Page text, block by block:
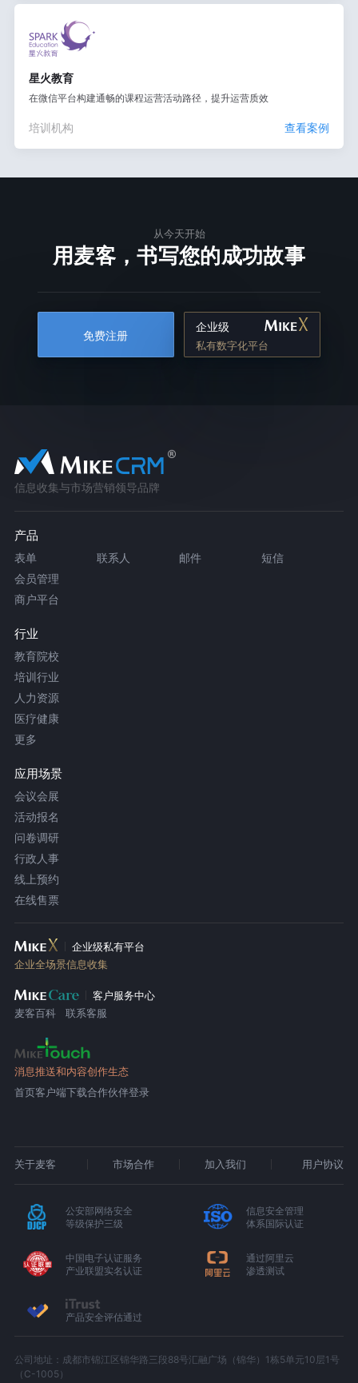
星火教育
在微信平台构建通畅的课程运营活动路径，提升运营质效
培训机构 查看案例
从今天开始
用麦客，书写您的成功故事
免费注册
企业级
私有数字化平台
信息收集与市场营销领导品牌
产品
表单 联系人 邮件
短信
会员管理
商户平台
行业
教育院校
培训行业
人力资源
医疗健康
更多
应用场景
会议会展
活动报名
问卷调研
行政人事
线上预约
在线售票
企业级私有平台
企业全场景信息收集
客户服务中心
麦客百科
联系客服
消息推送和内容创作生态
首页客户端下载合作伙伴登录
关于麦客 市场合作 加入我们 用户协议
公安部网络安全
等级保护三级
信息安全管理
体系国际认证
中国电子认证服务
产业联盟实名认证
通过阿里云
渗透测试
产品安全评估通过
公司地址：成都市锦江区锦华路三段88号汇融广场（锦华）1栋5单元10层1号
（C-1005）